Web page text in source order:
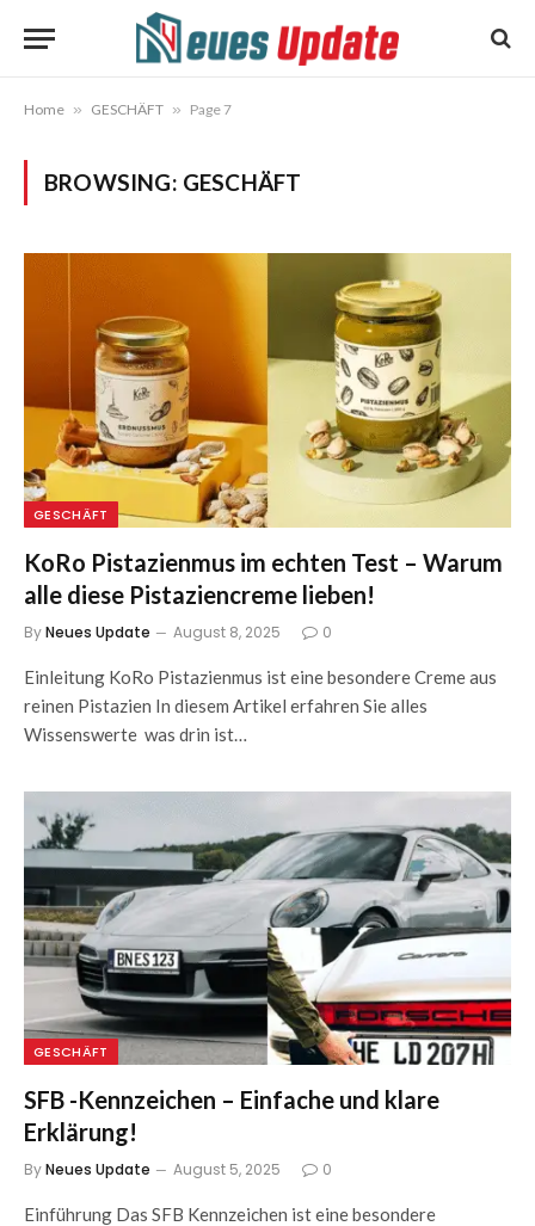
Home » GESCHÄFT » Page 7
BROWSING: GESCHÄFT
GESCHÄFT
KoRo Pistazienmus im echten Test – Warum
alle diese Pistaziencreme lieben!
ByNeues Update August 8, 2025 0
Einleitung KoRo Pistazienmus ist eine besondere Creme aus
reinen Pistazien In diesem Artikel erfahren Sie alles
Wissenswerte was drin ist…
GESCHÄFT
SFB -Kennzeichen – Einfache und klare
Erklärung!
ByNeues Update August 5, 2025 0
Einführung Das SFB Kennzeichen ist eine besondere